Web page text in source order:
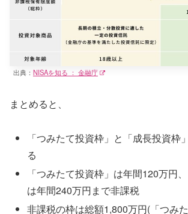
出典： NISAを知る ： 金融庁
まとめると、
「つみたて投資枠」と「成長投資枠
る
「つみたて投資枠」は年間120万円
は年間240万円まで非課税
非課税の枠は総額1,800万円(「つみ